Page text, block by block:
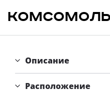
Описание
Расположение